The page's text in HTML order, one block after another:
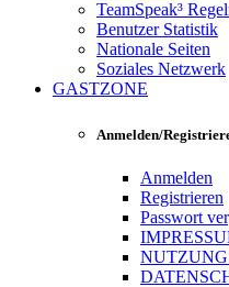
TeamSpeak³
Benutzer Statistik
Nationale Seiten
Soziales Netzwerk
GASTZONE
Anmelden/
Anmelden
Registrieren
Passwort